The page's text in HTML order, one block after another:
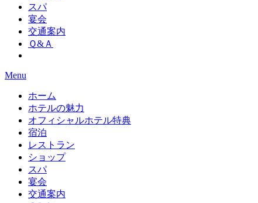
スパ
宴会
交通案内
Ｑ&Ａ
Menu
ホーム
ホテルの魅力
オフィシャルホテル特典
宿泊
レストラン
ショップ
スパ
宴会
交通案内